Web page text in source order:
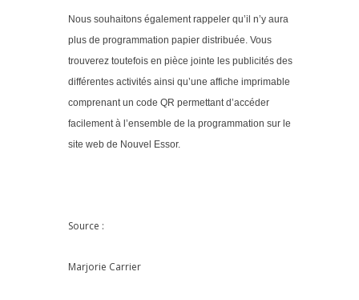
Nous souhaitons également rappeler qu’il n’y aura
plus de programmation papier distribuée. Vous
trouverez toutefois en pièce jointe les publicités des
différentes activités ainsi qu’une affiche imprimable
comprenant un code QR permettant d’accéder
facilement à l’ensemble de la programmation sur le
site web de Nouvel Essor.
Source :
Marjorie Carrier